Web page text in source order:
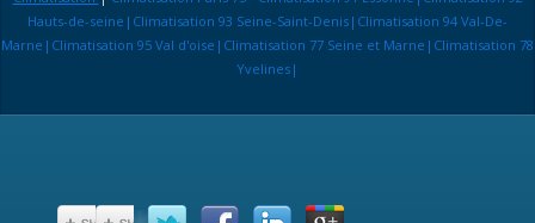
Hauts-de-seine|Climatisation 93 Seine-Saint-Denis|Climatisation 94 Val-De-
Marne|Climatisation 95 Val d'oise|Climatisation 77 Seine et Marne|Climatisation 78
Yvelines|